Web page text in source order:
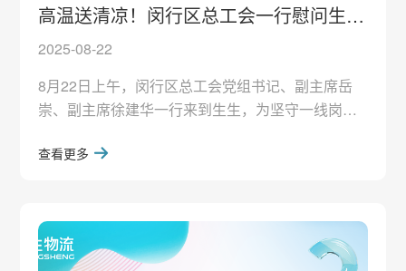
高温送清凉！闵行区总工会一行慰问生生
职工
2025-08-22
8月22日上午，闵行区总工会党组书记、副主席岳
崇、副主席徐建华一行来到生生，为坚守一线岗位
会主席何红卫、副主席张彩萍陪同慰问。岳书记一
业环境，并向高温作业的生生职工们送上防暑降温
慰问品，叮嘱大家在坚守岗位的同时做好自身健康
查看更多